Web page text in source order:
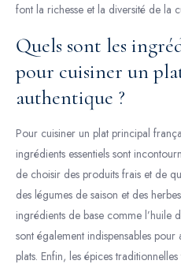
font la richesse et la diversité de la
Quels sont les
pour cuisiner un
authentique ?
Pour cuisiner un plat principal
ingrédients essentiels sont
de choisir des produits frais et de
des légumes de saison et des
ingrédients de base comme l’huile
sont également indispensables
plats. Enfin, les épices